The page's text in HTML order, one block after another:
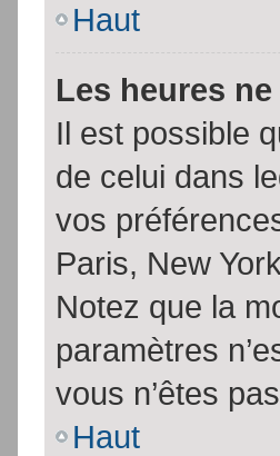
Haut
Les heures
Il est possible
de celui dans
vos
Paris, New
Notez que la
paramètres
vous n’êtes
Haut